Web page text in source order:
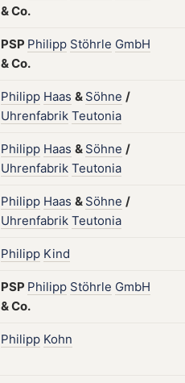
&Co.
PSP Philipp Stöhrle GmbH
&Co.
Philipp Haas & Söhne /
Uhrenfabrik Teutonia
Philipp Haas & Söhne /
Uhrenfabrik Teutonia
Philipp Haas & Söhne /
Uhrenfabrik Teutonia
Philipp Kind
PSP Philipp Stöhrle GmbH
&Co.
Philipp Kohn